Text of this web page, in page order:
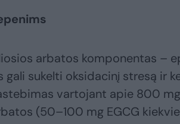
arbatos komponentas –
gali sukelti oksidacinį stresą ir
vartojant apie 800
(50–100 mg EGCG